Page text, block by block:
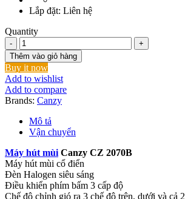
Lắp đặt: Liên hệ
Quantity
Máy
hút
mùi
Canzy
CZ
2070B
số
lượng
Thêm vào giỏ hàng
Buy it now
Add to wishlist
Add to compare
Brands: Canzy
Mô tả
Vận chuyển
Máy hút mùi Canzy CZ 2070B
Máy hút mùi cổ điển
Đèn Halogen siêu sáng
Điều khiển phím bấm 3 cấp độ
Chế độ chỉnh gió ra 3 chế độ trên, dưới và cả 2